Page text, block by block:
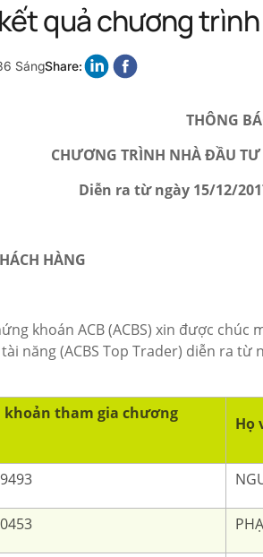
quả chương trình
SángShare:
THÔNG
CHƯƠNG TRÌNH NHÀ ĐẦU TƯ
Diễn ra từ ngày 15/12/
HÀNG
khoán ACB (ACBS) xin được
năng (ACBS Top Trader) diễn ra
khoản tham gia chương
Họ